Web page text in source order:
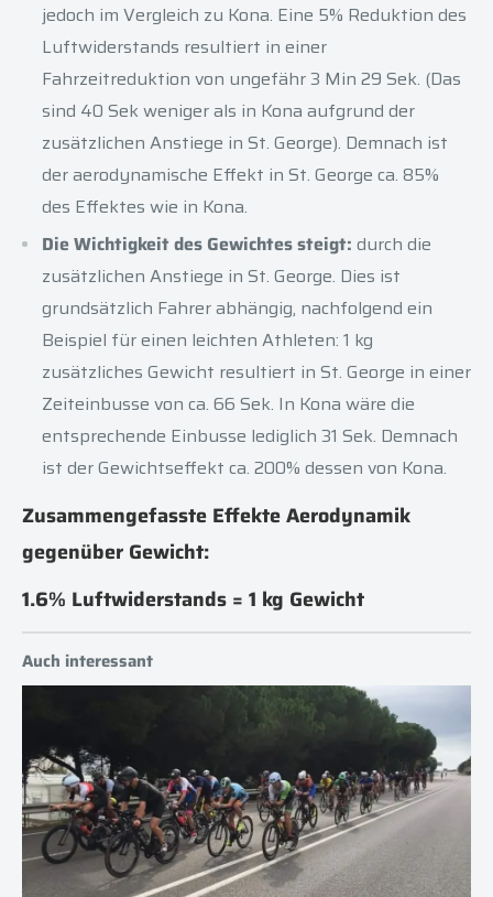
jedoch im Vergleich zu Kona. Eine 5% Reduktion des
Luftwiderstands resultiert in einer
Fahrzeitreduktion von ungefähr 3 Min 29 Sek. (Das
sind 40 Sek weniger als in Kona aufgrund der
zusätzlichen Anstiege in St. George). Demnach ist
der aerodynamische Effekt in St. George ca. 85%
des Effektes wie in Kona.
Die Wichtigkeit des Gewichtes steigt: durch die
zusätzlichen Anstiege in St. George. Dies ist
grundsätzlich Fahrer abhängig, nachfolgend ein
Beispiel für einen leichten Athleten: 1 kg
zusätzliches Gewicht resultiert in St. George in einer
Zeiteinbusse von ca. 66 Sek. In Kona wäre die
entsprechende Einbusse lediglich 31 Sek. Demnach
ist der Gewichtseffekt ca. 200% dessen von Kona.
Zusammengefasste Effekte Aerodynamik
gegenüber Gewicht:
1.6% Luftwiderstands = 1 kg Gewicht
Auch interessant